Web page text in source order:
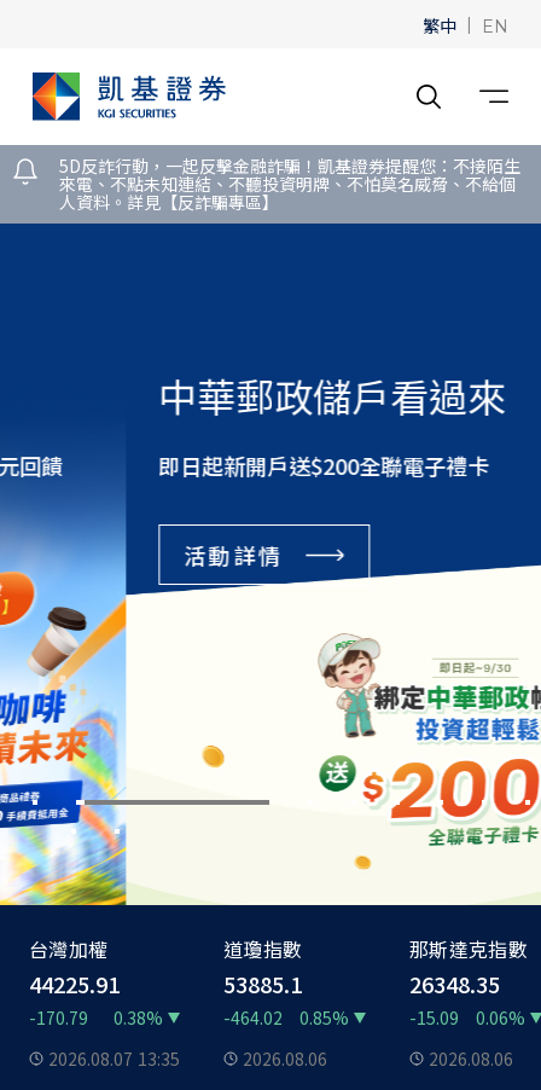
繁中 | EN
5D反詐行動，一起反擊金融詐騙！凱基證券提醒您：不接陌生
來電、不點未知連結、不聽投資明牌、不怕莫名威脅、不給個
人資料。詳見【反詐騙專區】
中華郵政儲戶看過來
即日起新開戶送$200全聯電子禮卡
活動詳情
台灣加權
44225.91
-170.79
0.38%
2026.08.07 13:35
道瓊指數
53885.1
-464.02 0.85%
2026.08.06
那斯達克指數
26348.35
-15.09 0.06%
2026.08.06